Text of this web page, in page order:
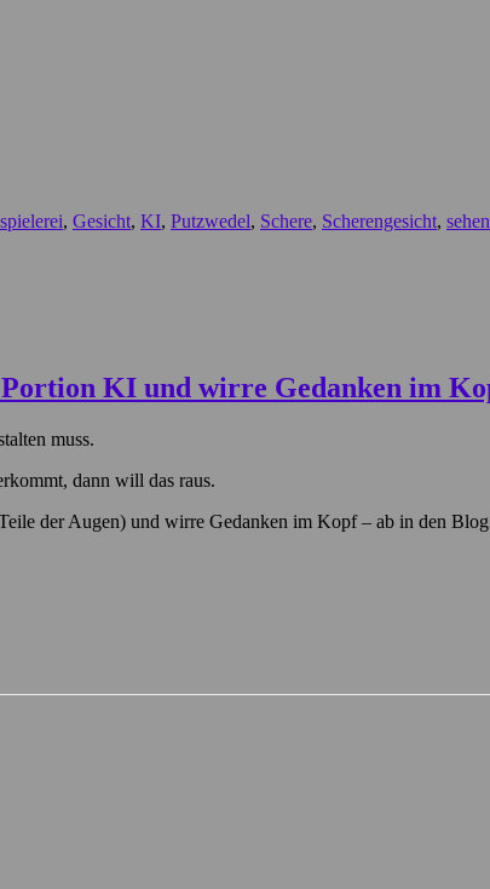
, Gesicht, KI, Putzwedel, Schere, Scherengesicht, sehen
muss.
dann will das raus.
der Augen) und wirre Gedanken im Kopf – ab in den Blog